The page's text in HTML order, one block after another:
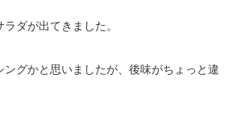
ダが出てきました。
ングかと思いましたが、後味がちょっと違